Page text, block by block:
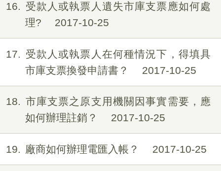
16
受款人或執票人遺失市庫支票應如何處
理?
2017-10-25
17
受款人或執票人在何種情況下，得填具
市庫支票換發申請書？
2017-10-25
18
市庫支票之原支用機關因事實需要，應
如何辦理註銷？
2017-10-25
19 廠商如何辦理電匯入帳？ 2017-10-25